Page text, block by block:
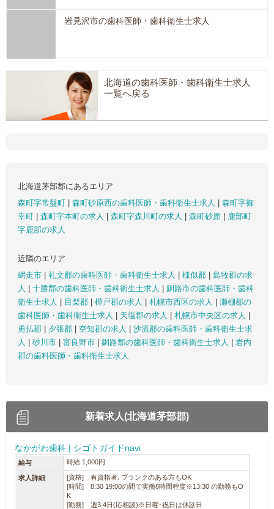
岩見沢市の歯科医師・歯科衛生士求人
北海道の歯科医師・歯科衛生士求人
一覧へ戻る
北海道茅部郡にあるエリア
森町字常盤町
森町砂原西の歯科医師・歯科衛生士求人
森町字御
幸町
森町字本町の求人 森町字森川町の求人 森町砂原
鹿部町
字鹿部の求人
近隣のエリア
網走市
礼文郡の歯科医師・歯科衛生士求人 様似郡
島牧郡の求
人
十勝郡の歯科医師・歯科衛生士求人
釧路市の歯科医師・歯科
衛生士求人
目梨郡 樺戸郡の求人 札幌市西区の求人
瀬棚郡の
歯科医師・歯科衛生士求人
天塩郡の求人 札幌市中央区の求人
勇払郡
夕張郡 空知郡の求人
沙流郡の歯科医師・歯科衛生士求
人
砂川市 富良野市 釧路郡の歯科医師・歯科衛生士求人
岩内
郡の歯科医師・歯科衛生士求人
新着求人(北海道茅部郡)
なかがわ歯科 | シゴトガイドnavi
給与 時給 1,000円
求人詳細
[資格] 有資格者､ブランクのある方もOK
[時間] 8:30 19:00の間で実働8時間程度※13:30 の勤務もO
K
[勤務] 週3 4日(応相談)※日曜･祝日は休診日